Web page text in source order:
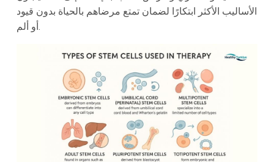
الأساليب الأكثر ابتكارًا لضمان تمتع مرضاهم بالحياة بدون قيود
أو ألم.